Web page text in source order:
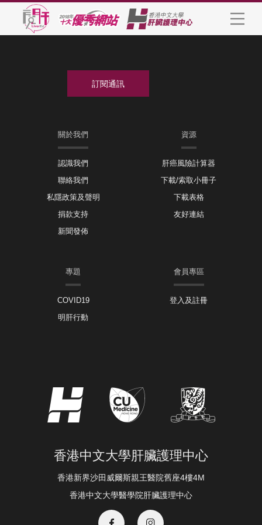
關於我們
認識我們
聯絡我們
私隱政策及聲明
捐款支持
新聞發佈
資源
肝癌風險計算器
下載/索取小冊子
下載表格
友好連結
專題
COVID19
明肝行動
會員專區
登入及註冊
香港中文大學肝臟護理中心
香港新界沙田威爾斯親王醫院舊座4樓4M
香港中文大學醫學院肝臟護理中心